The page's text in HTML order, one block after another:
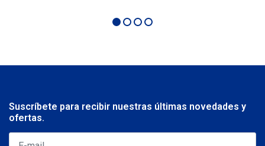
Suscríbete para recibir nuestras últimas novedades y
ofertas.